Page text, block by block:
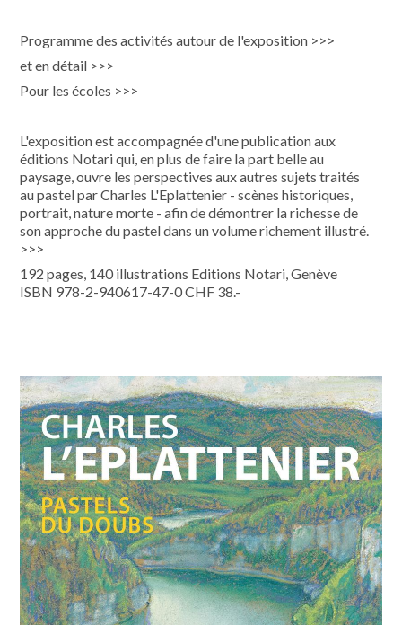
Programme des activités autour de l'exposition >>>
et en détail >>>
Pour les écoles >>>
L'exposition est accompagnée d'une publication aux
éditions Notari qui, en plus de faire la part belle au
paysage, ouvre les perspectives aux autres sujets traités
au pastel par Charles L'Eplattenier - scènes historiques,
portrait, nature morte - afin de démontrer la richesse de
son approche du pastel dans un volume richement illustré.
>>>
192 pages, 140 illustrations Editions Notari, Genève
ISBN 978-2-940617-47-0 CHF 38.-